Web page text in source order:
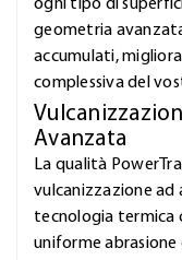
ogni tipo di
geometria
accumulati,
complessiva del
Avanzata
La qualità
vulcanizzazione
tecnologia termica
uniforme